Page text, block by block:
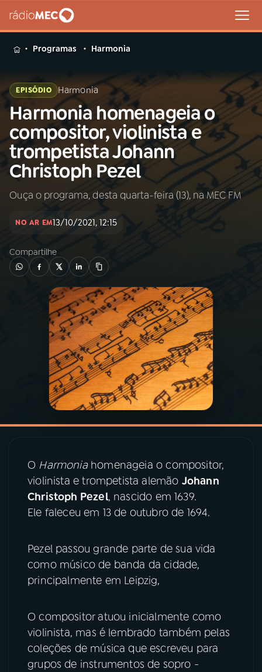
MENU
Buscar
na
Rádio
MEC
Buscar
Início AO VIVO
INÍCIO
02A RÁDIO
PROGRAMAÇÃO
PROGRAMAS
PODCASTS
VIDEOCASTS
08PRÊMIO RÁDIO MEC
YouTube Facebook
Instagram X
Programas Harmonia
EPISÓDIO Harmonia
Harmonia homenageia o
compositor, violinista e
trompetista Johann
Christoph Pezel
Ouça o programa, desta quarta-feira (13), na MEC FM
NO AR EM13/10/2021, 12:15
Compartilhe
O Harmoniahomenageia o compositor,
violinista e trompetista alemão Johann
Christoph Pezel, nascido em 1639.
Ele faleceu em 13 de outubro de 1694.
Pezel passou grande parte de sua vida
como músico de banda da cidade,
principalmente em Leipzig,
O compositor atuou inicialmente como
violinista, mas é lembrado também pelas
coleções de música que escreveu para
grupos de instrumentos de sopro -